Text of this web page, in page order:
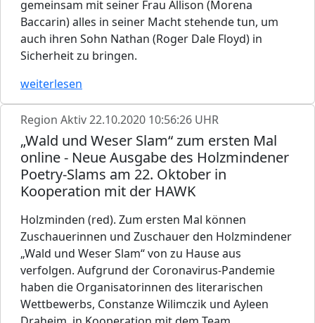
gemeinsam mit seiner Frau Allison (Morena
Baccarin) alles in seiner Macht stehende tun, um
auch ihren Sohn Nathan (Roger Dale Floyd) in
Sicherheit zu bringen.
weiterlesen
Region Aktiv22.10.2020 10:56:26 UHR
„Wald und Weser Slam“ zum ersten Mal
online - Neue Ausgabe des Holzmindener
Poetry-Slams am 22. Oktober in
Kooperation mit der HAWK
Holzminden (red). Zum ersten Mal können
Zuschauerinnen und Zuschauer den Holzmindener
„Wald und Weser Slam“ von zu Hause aus
verfolgen. Aufgrund der Coronavirus-Pandemie
haben die Organisatorinnen des literarischen
Wettbewerbs, Constanze Wilimczik und Ayleen